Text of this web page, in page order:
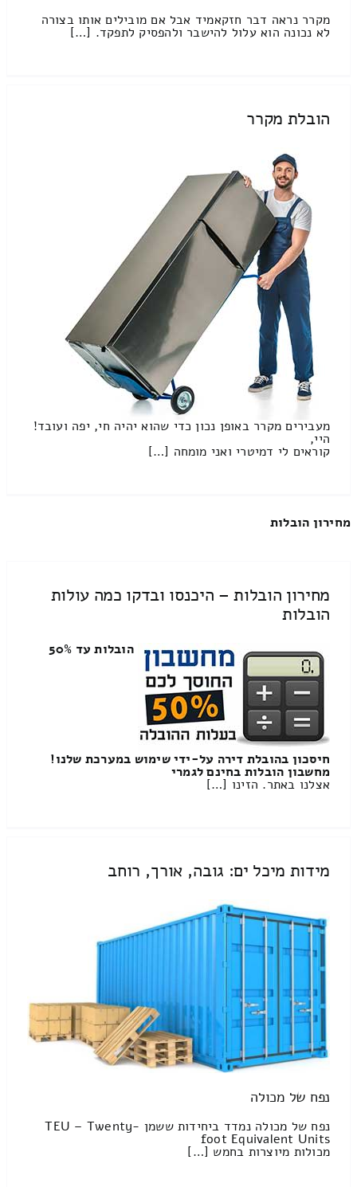
מקרר נראה דבר חזקאמיד אבל אם מובילים אותו בצורה
לא נכונה הוא עלול להישבר ולהפסיק לתפקד. […]
הובלת מקרר
מעבירים מקרר באופן נכון כדי שהוא יהיה חי, יפה ועובד!
היי,
קוראים לי דמיטרי ואני מומחה […]
מחירון הובלות
מחירון הובלות – היכנסו ובדקו כמה עולות
הובלות
הובלות עד 50%
חיסכון בהובלת דירה על-ידי שימוש במערכת שלנו!
מחשבון הובלות בחינם לגמרי
אצלנו באתר. הזינו […]
מידות מיכל ים: גובה, אורך, רוחב
נפח של מכולה
נפח של מכולה נמדד ביחידות ששמן TEU – Twenty-
foot Equivalent Units
מכולות מיוצרות בחמש […]